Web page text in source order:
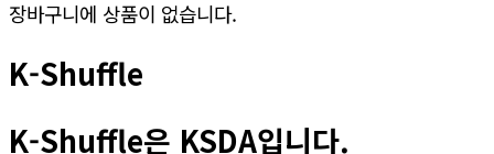
장바구니에 상품이 없습니다.
K-Shuffle
K-Shuffle은 KSDA입니다.